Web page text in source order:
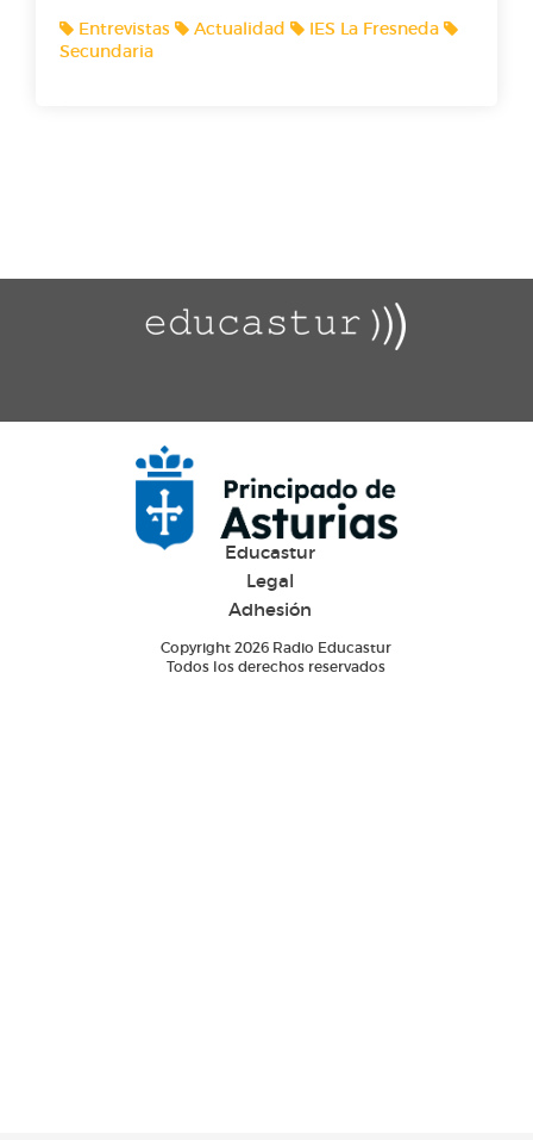
Entrevistas Actualidad
IES La Fresneda
Secundaria
Educastur
Legal
Adhesión
Copyright 2026 Radio Educastur
Todos los derechos reservados